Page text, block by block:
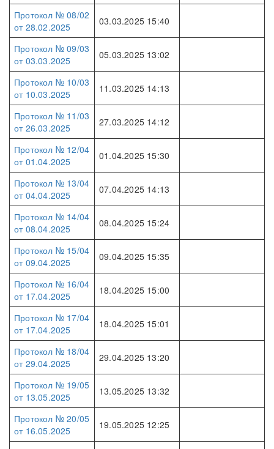
Протокол № 08/02
от 28.02.2025
03.03.2025 15:40
Протокол № 09/03
от 03.03.2025
05.03.2025 13:02
Протокол № 10/03
от 10.03.2025
11.03.2025 14:13
Протокол № 11/03
от 26.03.2025
27.03.2025 14:12
Протокол № 12/04
от 01.04.2025
01.04.2025 15:30
Протокол № 13/04
от 04.04.2025
07.04.2025 14:13
Протокол № 14/04
от 08.04.2025
08.04.2025 15:24
Протокол № 15/04
от 09.04.2025
09.04.2025 15:35
Протокол № 16/04
от 17.04.2025
18.04.2025 15:00
Протокол № 17/04
от 17.04.2025
18.04.2025 15:01
Протокол № 18/04
от 29.04.2025
29.04.2025 13:20
Протокол № 19/05
от 13.05.2025
13.05.2025 13:32
Протокол № 20/05
от 16.05.2025
19.05.2025 12:25